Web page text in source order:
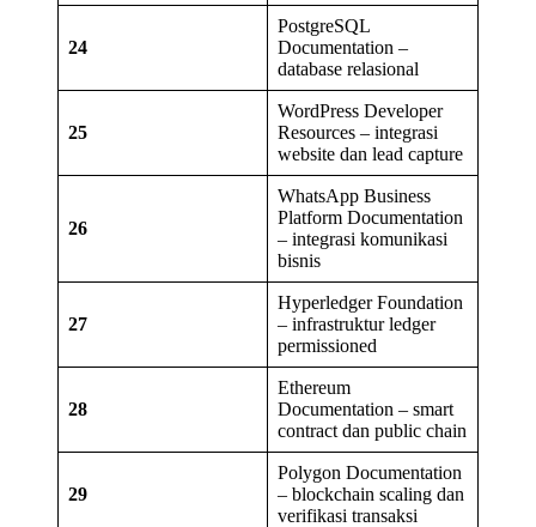
24
PostgreSQL
Documentation –
database relasional
25
WordPress Developer
Resources – integrasi
website dan lead capture
26
WhatsApp Business
Platform Documentation
– integrasi komunikasi
bisnis
27
Hyperledger Foundation
– infrastruktur ledger
permissioned
28
Ethereum
Documentation – smart
contract dan public chain
29
Polygon Documentation
– blockchain scaling dan
verifikasi transaksi